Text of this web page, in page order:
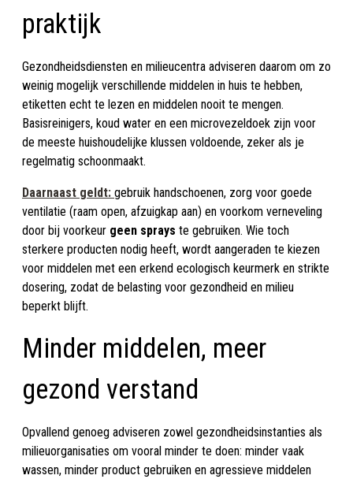
praktijk
Gezondheidsdiensten en milieucentra adviseren daarom om zo
weinig mogelijk verschillende middelen in huis te hebben,
etiketten echt te lezen en middelen nooit te mengen.
Basisreinigers, koud water en een microvezeldoek zijn voor
de meeste huishoudelijke klussen voldoende, zeker als je
regelmatig schoonmaakt.
Daarnaast geldt: gebruik handschoenen, zorg voor goede
ventilatie (raam open, afzuigkap aan) en voorkom verneveling
door bij voorkeur geen sprays te gebruiken. Wie toch
sterkere producten nodig heeft, wordt aangeraden te kiezen
voor middelen met een erkend ecologisch keurmerk en strikte
dosering, zodat de belasting voor gezondheid en milieu
beperkt blijft.
Minder middelen, meer
gezond verstand
Opvallend genoeg adviseren zowel gezondheidsinstanties als
milieuorganisaties om vooral minder te doen: minder vaak
wassen, minder product gebruiken en agressieve middelen